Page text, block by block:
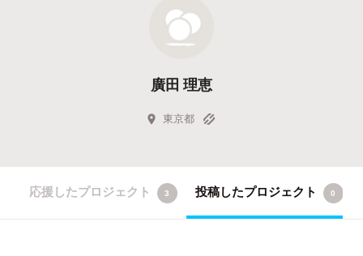
廣田 理恵
東京都
応援したプロジェクト 3 投稿したプロジェクト 0